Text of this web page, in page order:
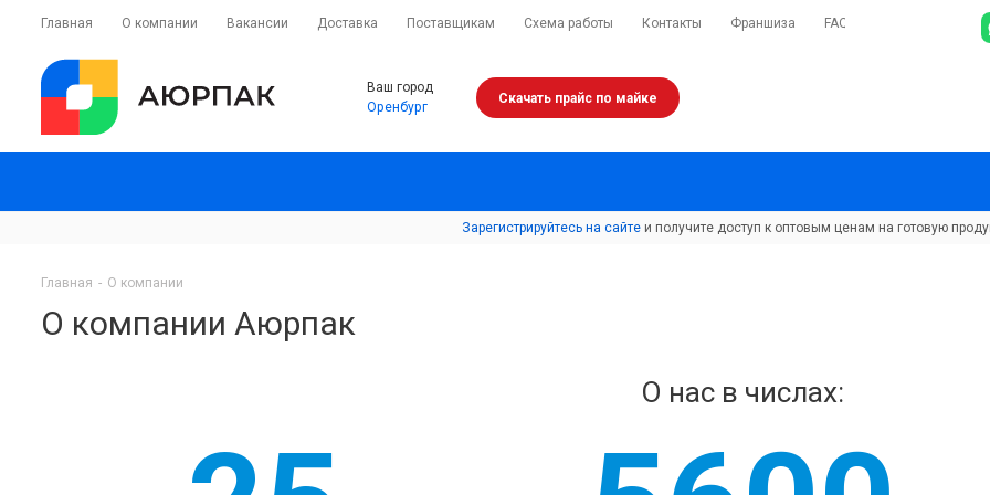
Главная О компании Вакансии Доставка Поставщикам Схема работы Контакты Франшиза FAQ
Ваш город
Оренбург
Скачать прайс по майке
Зарегистрируйтесь на сайтеи получите доступ к оптовым ценам на готовую
Главная - О компании
О компании Аюрпак
О нас в числах: